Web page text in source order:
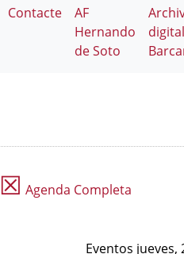
Contacte
AF
Hernando
de Soto
digital
☒ Agenda Completa
Eventos jueves,